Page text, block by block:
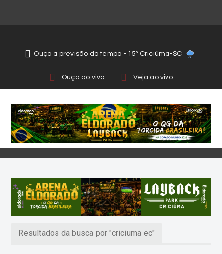
Ouça a previsão do tempo - 15º Criciúma-SC
Ouça ao vivo Veja ao vivo
Resultados da busca por "criciuma ec"